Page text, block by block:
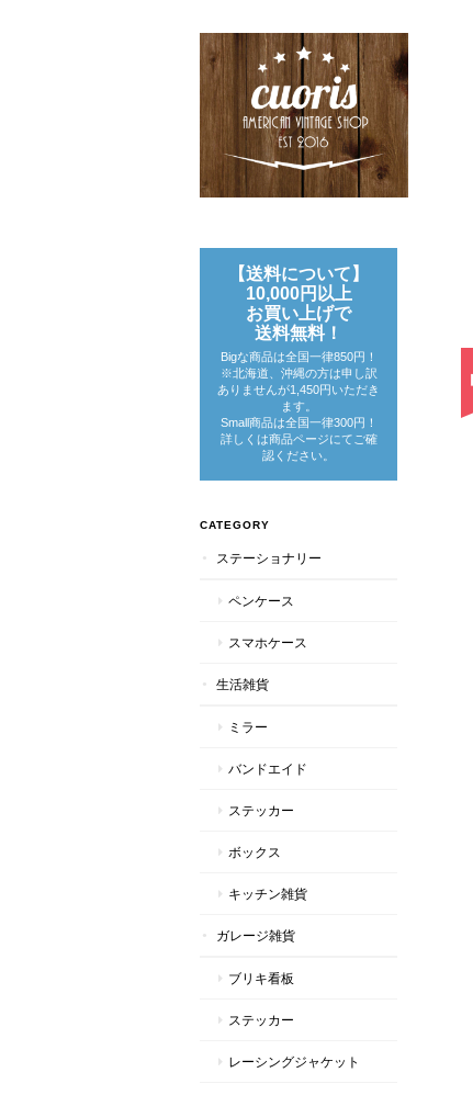
【送料について】
10,000円以上
お買い上げで
送料無料！
Bigな商品は全国一律850円！
※北海道、沖縄の方は申し訳
ありませんが1,450円いただき
ます。
Small商品は全国一律300円！
詳しくは商品ページにてご確
認ください。
CATEGORY
ステーショナリー
ペンケース
スマホケース
生活雑貨
ミラー
バンドエイド
ステッカー
ボックス
キッチン雑貨
ガレージ雑貨
ブリキ看板
ステッカー
レーシングジャケット